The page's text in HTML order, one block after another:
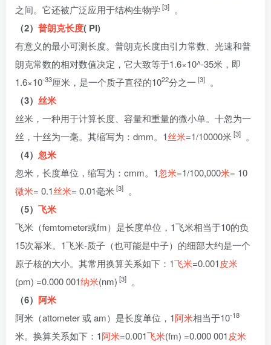
之间。它还被广泛应用于结构生物学 [3] 。
（2） 普朗克长度( Pl)
有意义的最小可测长度。普朗克长度由引力常数、光速和普
朗克常数的相对数值决定，它大致等于1.6×10^-35米，即
1.6×10-33厘米，是一个质子直径的1022分之一 [3] 。
（3） 丝米
丝米，一种用于计算长度、容量和重量的微小单。十忽为一
丝，十丝为一毫。其缩写为：dmm。1丝米=1/10000米[3] 。
（4） 忽米
忽米，长度单位，缩写为：cmm。1忽米=1/100,000米= 10
微米= 0.1丝米= 0.01毫米[3] 。
（5） 飞米
飞米（femtometer或fm）是长度单位，1飞米相当于10的负
15次幂米。1飞米-质子（也可能是中子）的细部大约是一个
原子核的大小。其常用换算关系如下：1飞米=0.001皮米
(pm) =0.000 001纳米(nm) [3] 。
（6） 阿米
阿米（attometer 或 am）是长度单位，1阿米相当于10-18
米。换算关系如下：1阿米=0.001飞米(fm) =0.000 001皮米